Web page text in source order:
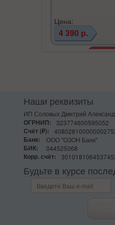
Цена:
4 390 р.
Наши реквизиты
ИП Соловых Дмитрий
ОГРНИП:
323774600595052
Счёт (₽):
Банк:
ООО "ОЗОН Банк"
БИК:
044525068
Корр. счёт:
Будьте в курсе